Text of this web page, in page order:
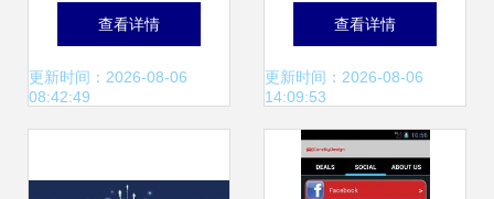
深耕应用软件服
务，赋能数智化转
查看详情
更新时间：2026-08-06
08:42:49
电子门牌显示屏价
格与应用软件服务
详解
查看详情
更新时间：2026-08-06
14:09:53